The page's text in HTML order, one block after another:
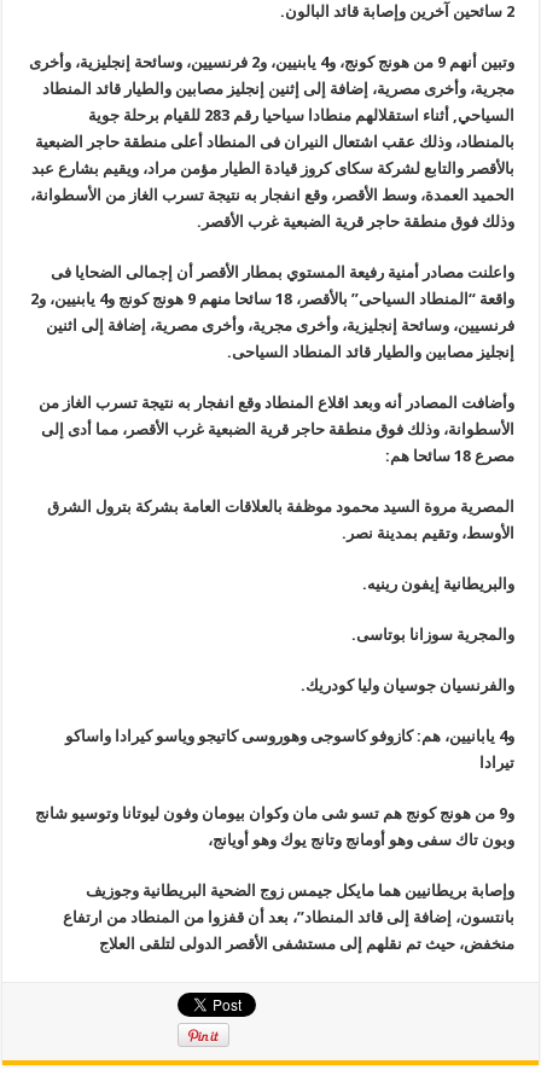
2 سائحين آخرين وإصابة قائد البالون
.
وتبين أنهم 9 من هونج كونج، و4 يابنيين، و2 فرنسيين، وسائحة إنجليزية، وأخرى
مجرية، وأخرى مصرية، إضافة إلى إثنين إنجليز مصابين والطيار قائد المنطاد
السياحي, أثناء استقلالهم منطادا سياحيا رقم 283 للقيام برحلة جوية
بالمنطاد، وذلك عقب اشتعال النيران فى المنطاد أعلى منطقة حاجر الضبعية
بالأقصر والتابع لشركة سكاى كروز قيادة الطيار مؤمن مراد، ويقيم بشارع عبد
الحميد العمدة، وسط الأقصر، وقع انفجار به نتيجة تسرب الغاز من الأسطوانة،
وذلك فوق منطقة حاجر قرية الضبعية غرب الأقصر .
واعلنت مصادر أمنية رفيعة المستوي بمطار الأقصر أن إجمالى الضحايا فى
واقعة “المنطاد السياحى” بالأقصر، 18 سائحا منهم 9 هونج كونج و4 يابنيين، و2
فرنسيين، وسائحة إنجليزية، وأخرى مجرية، وأخرى مصرية، إضافة إلى اثنين
إنجليز مصابين والطيار قائد المنطاد السياحى.
وأضافت المصادر أنه وبعد اقلاع المنطاد وقع انفجار به نتيجة تسرب الغاز من
الأسطوانة، وذلك فوق منطقة حاجر قرية الضبعية غرب الأقصر، مما أدى إلى
مصرع 18 سائحا هم:
المصرية مروة السيد محمود موظفة بالعلاقات العامة بشركة بترول الشرق
الأوسط، وتقيم بمدينة نصر.
والبريطانية إيفون رينيه.
والمجرية سوزانا بوتاسى.
والفرنسيان جوسيان وليا كودريك.
و4 يابانيين، هم: كازوفو كاسوجى وهوروسى كاتيجو وياسو كيرادا واساكو
تيرادا
و9 من هونج كونج هم تسو شى مان وكوان بيومان وفون ليوتانا وتوسيو شانج
وبون تاك سفى وهو أومانج وتانج يوك وهو أويانج،
وإصابة بريطانيين هما مايكل جيمس زوج الضحية البريطانية وجوزيف
بانتسون، إضافة إلى قائد المنطاد”، بعد أن قفزوا من المنطاد من ارتفاع
منخفض، حيث تم نقلهم إلى مستشفى الأقصر الدولى لتلقى العلاج